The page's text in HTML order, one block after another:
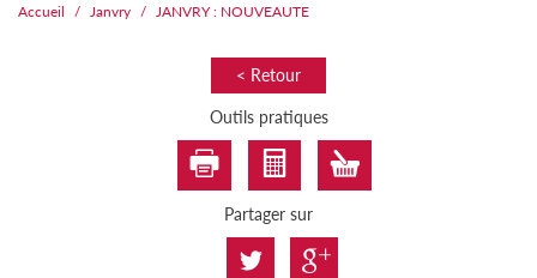
Accueil Janvry JANVRY : NOUVEAUTE
< Retour
Outils pratiques
Partager sur